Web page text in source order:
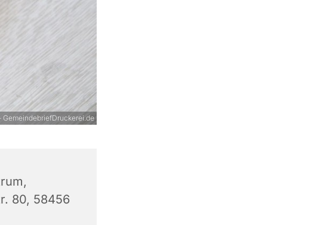
80, 58456